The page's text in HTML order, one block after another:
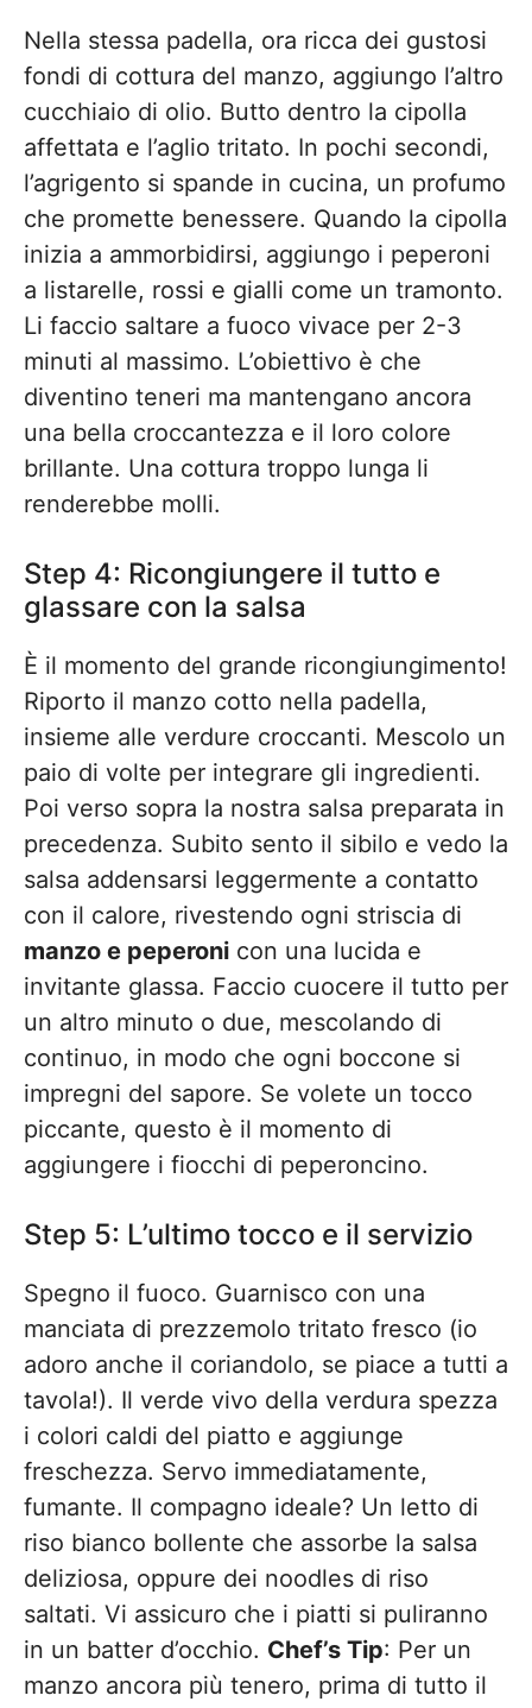
Nella stessa padella, ora ricca dei gustosi
fondi di cottura del manzo, aggiungo l’altro
cucchiaio di olio. Butto dentro la cipolla
affettata e l’aglio tritato. In pochi secondi,
l’agrigento si spande in cucina, un profumo
che promette benessere. Quando la cipolla
inizia a ammorbidirsi, aggiungo i peperoni
a listarelle, rossi e gialli come un tramonto.
Li faccio saltare a fuoco vivace per 2-3
minuti al massimo. L’obiettivo è che
diventino teneri ma mantengano ancora
una bella croccantezza e il loro colore
brillante. Una cottura troppo lunga li
renderebbe molli.
Step 4: Ricongiungere il tutto e
glassare con la salsa
È il momento del grande ricongiungimento!
Riporto il manzo cotto nella padella,
insieme alle verdure croccanti. Mescolo un
paio di volte per integrare gli ingredienti.
Poi verso sopra la nostra salsa preparata in
precedenza. Subito sento il sibilo e vedo la
salsa addensarsi leggermente a contatto
con il calore, rivestendo ogni striscia di
manzo e peperoni con una lucida e
invitante glassa. Faccio cuocere il tutto per
un altro minuto o due, mescolando di
continuo, in modo che ogni boccone si
impregni del sapore. Se volete un tocco
piccante, questo è il momento di
aggiungere i fiocchi di peperoncino.
Step 5: L’ultimo tocco e il servizio
Spegno il fuoco. Guarnisco con una
manciata di prezzemolo tritato fresco (io
adoro anche il coriandolo, se piace a tutti a
tavola!). Il verde vivo della verdura spezza
i colori caldi del piatto e aggiunge
freschezza. Servo immediatamente,
fumante. Il compagno ideale? Un letto di
riso bianco bollente che assorbe la salsa
deliziosa, oppure dei noodles di riso
saltati. Vi assicuro che i piatti si puliranno
in un batter d’occhio. Chef’s Tip: Per un
manzo ancora più tenero, prima di tutto il